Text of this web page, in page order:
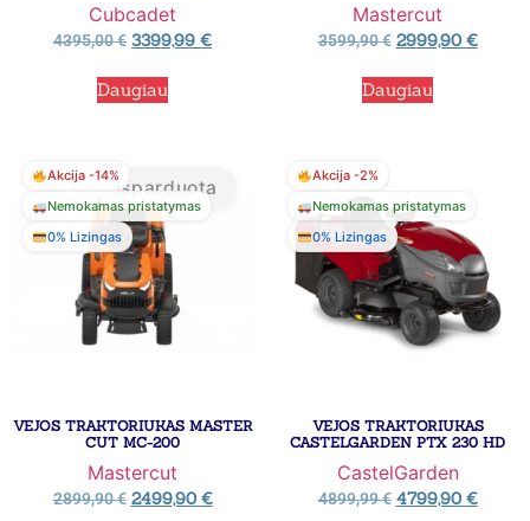
Cubcadet
4395,00€ 3399,99 €
Daugiau
Mastercut
3599,90€ 2999,90€
Daugiau
Akcija -14%
Nemokamas pristatymas
0% Lizingas
Išparduota
VEJOS TRAKTORIUKAS MASTER
CUT MC-200
Mastercut
2899,90€ 2499,90€
Akcija -2%
Nemokamas pristatymas
0% Lizingas
VEJOS TRAKTORIUKAS
CASTELGARDEN PTX 230 HD
CastelGarden
4899,99€ 4799,90€